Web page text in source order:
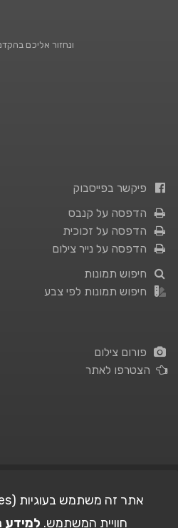
ונחזור אליכם
פיקשר בפייסבוק
הדפסה על קנבס
הדפסה על זכוכית
הדפסה על נייר צילום
חיפוש תמונות
חיפוש תמונות לפי צבע
פורום צילום
הצטרפו לאתר
| Picshare.co.il - כל הזכויות שמורות
חוויית המשתמש. למידע